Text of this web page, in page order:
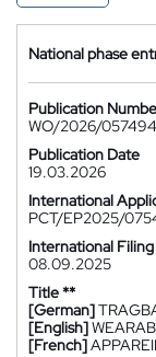
National phase
Publication
WO/2026/057494
Publication Date
19.03.2026
International
PCT/EP2025/
International
08.09.2025
Title **
[German]
[English]
[French]